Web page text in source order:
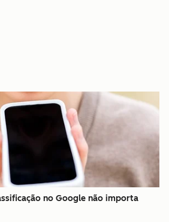
no Google não importa